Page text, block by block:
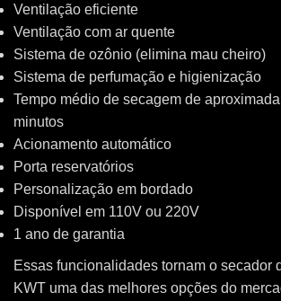
Ventilação eficiente
Ventilação com ar quente
Sistema de ozônio (elimina mau cheiro)
Sistema de perfumação e higienização
Tempo médio de secagem de
minutos
Acionamento automático
Porta reservatórios
Personalização em bordado
Disponível em 110V ou 220V
1 ano de garantia
Essas funcionalidades tornam o secador
KWT uma das melhores opções do